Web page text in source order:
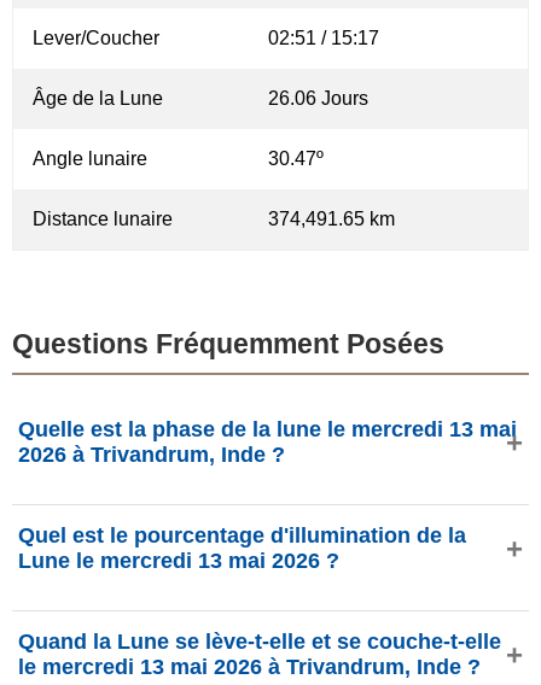
Lever/Coucher 02:51 / 15:17
Âge de la Lune 26.06 Jours
Angle lunaire 30.47º
Distance lunaire 374,491.65 km
Questions Fréquemment Posées
Quelle est la phase de la lune le mercredi 13 mai
2026 à Trivandrum, Inde ?
dans la phase Dernier croissant avec 13% d'illumination,
elle a 26.06 jours et se situe dans la constellation Poissons
Quel est le pourcentage d'illumination de la
Lune le mercredi 13 mai 2026 ?
13%, selon phasesmoon.com.
Quand la Lune se lève-t-elle et se couche-t-elle
le mercredi 13 mai 2026 à Trivandrum, Inde ?